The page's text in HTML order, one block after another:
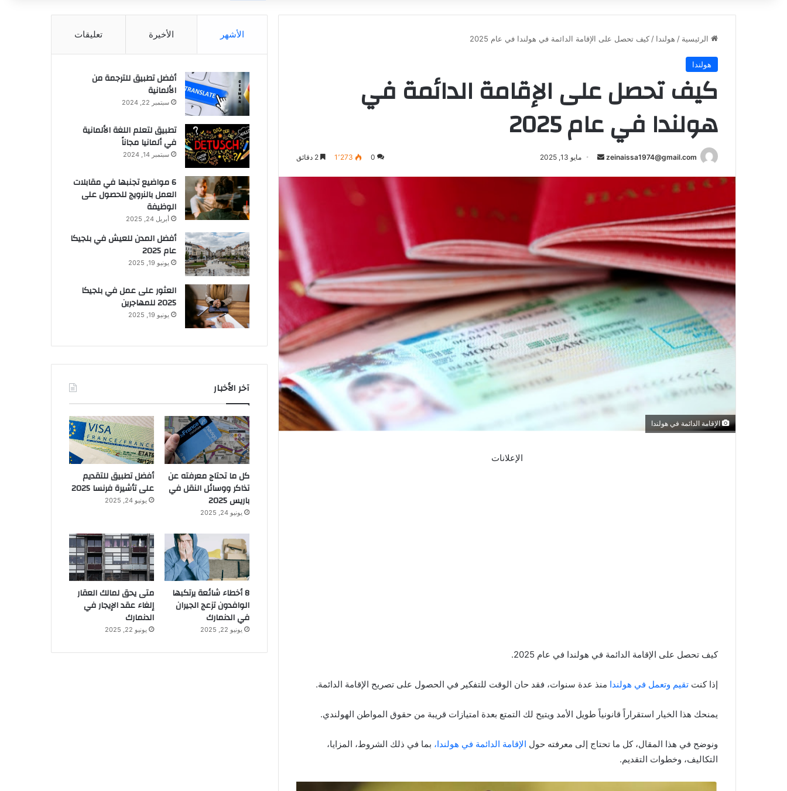
الرئيسية / هولندا / كيف تحصل على الإقامة الدائمة في هولندا في عام 2025
هولندا
كيف تحصل على الإقامة الدائمة في
هولندا في عام 2025
zeinaissa1974@gmail.com
أرسل مايو 13, 2025 0 1٬273
الإقامة الدائمة في هولندا
الإعلانات
كيف تحصل على الإقامة الدائمة في هولندا في عام 2025.
إذا كنت تقيم وتعمل في هولندا منذ عدة سنوات، فقد حان الوقت للتفكير في الحصول على تصريح الإقامة الدائمة.
يمنحك هذا الخيار استقراراً قانونياً طويل الأمد ويتيح لك التمتع بعدة امتيازات قريبة من حقوق المواطن الهولندي.
ونوضح في هذا المقال، كل ما تحتاج إلى معرفته حول الإقامة الدائمة في هولندا، بما في ذلك الشروط، المزايا،
التكاليف، وخطوات التقديم.
الأشهر الأخيرة تعليقات
أفضل تطبيق للترجمة من
الألمانية
سبتمبر 22, 2024
تطبيق لتعلم اللغة الألمانية
في ألمانيا مجاناً
سبتمبر 14, 2024
6 مواضيع تجنبها في مقابلات
العمل بالنرويج للحصول على
الوظيفة
أبريل 24, 2025
أفضل المدن للعيش في بلجيكا
عام 2025
يونيو 19, 2025
العثور على عمل في بلجيكا
2025 للمهاجرين
يونيو 19, 2025
آخر الأخبار
كل ما تحتاج معرفته عن
تذاكر ووسائل النقل في
باريس 2025
يونيو 24, 2025
أفضل تطبيق للتقديم
على تأشيرة فرنسا 2025
يونيو 24, 2025
8 أخطاء شائعة يرتكبها
الوافدون تزعج الجيران
في الدنمارك
يونيو 22, 2025
متى يحق لمالك العقار
إلغاء عقد الإيجار في
الدنمارك
يونيو 22, 2025